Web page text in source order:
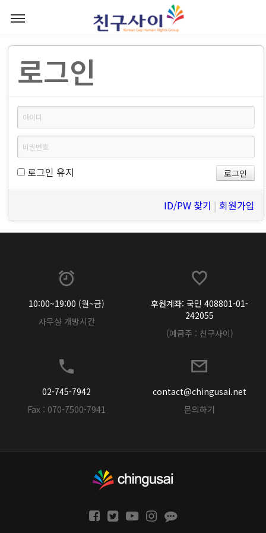
로그인
로그인 유지
ID/PW 찾기 | 회원가입
10:00~19:00 (월~금)
사무실 개방시간
후원계좌: 국민 408801-01-
242055
(예금주 : 친구사이)
02-745-7942
Fax : 070-7500-7941
contact@chingusai.net
문의하기